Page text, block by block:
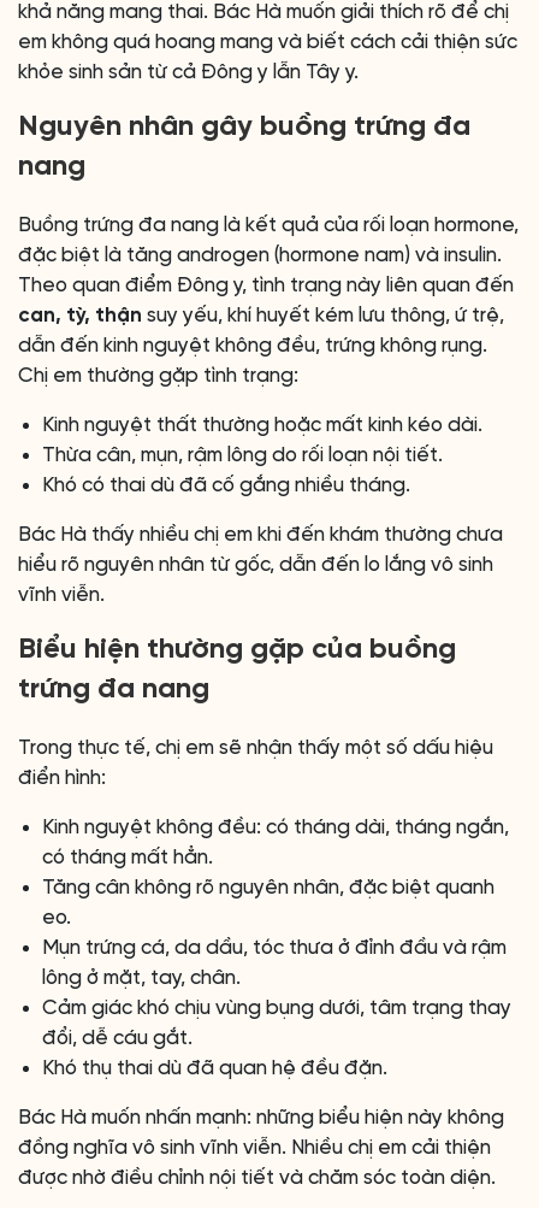
khả năng mang thai. Bác Hà muốn giải thích rõ để chị
em không quá hoang mang và biết cách cải thiện sức
khỏe sinh sản từ cả Đông y lẫn Tây y.
Nguyên nhân gây buồng trứng đa
nang
Buồng trứng đa nang là kết quả của rối loạn hormone,
đặc biệt là tăng androgen (hormone nam) và insulin.
Theo quan điểm Đông y, tình trạng này liên quan đến
can, tỳ, thận suy yếu, khí huyết kém lưu thông, ứ trệ,
dẫn đến kinh nguyệt không đều, trứng không rụng.
Chị em thường gặp tình trạng:
Kinh nguyệt thất thường hoặc mất kinh kéo dài.
Thừa cân, mụn, rậm lông do rối loạn nội tiết.
Khó có thai dù đã cố gắng nhiều tháng.
Bác Hà thấy nhiều chị em khi đến khám thường chưa
hiểu rõ nguyên nhân từ gốc, dẫn đến lo lắng vô sinh
vĩnh viễn.
Biểu hiện thường gặp của buồng
trứng đa nang
Trong thực tế, chị em sẽ nhận thấy một số dấu hiệu
điển hình:
Kinh nguyệt không đều: có tháng dài, tháng ngắn,
có tháng mất hẳn.
Tăng cân không rõ nguyên nhân, đặc biệt quanh
eo.
Mụn trứng cá, da dầu, tóc thưa ở đỉnh đầu và rậm
lông ở mặt, tay, chân.
Cảm giác khó chịu vùng bụng dưới, tâm trạng thay
đổi, dễ cáu gắt.
Khó thụ thai dù đã quan hệ đều đặn.
Bác Hà muốn nhấn mạnh: những biểu hiện này không
đồng nghĩa vô sinh vĩnh viễn. Nhiều chị em cải thiện
được nhờ điều chỉnh nội tiết và chăm sóc toàn diện.